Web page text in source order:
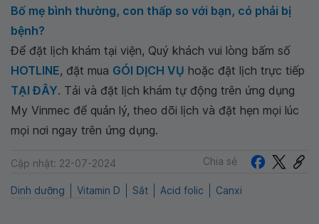
Bố mẹ bình thường, con thấp so với bạn, có phải bị
bệnh?
Để đặt lịch khám tại viện, Quý khách vui lòng bấm số
HOTLINE, đặt mua GÓI DỊCH VỤ hoặc đặt lịch trực tiếp
TẠI ĐÂY. Tải và đặt lịch khám tự động trên ứng dụng
My Vinmec để quản lý, theo dõi lịch và đặt hẹn mọi lúc
mọi nơi ngay trên ứng dụng.
Cập nhật: 22-07-2024 Chia sẻ
Dinh dưỡng Vitamin D Sắt Acid folic Canxi